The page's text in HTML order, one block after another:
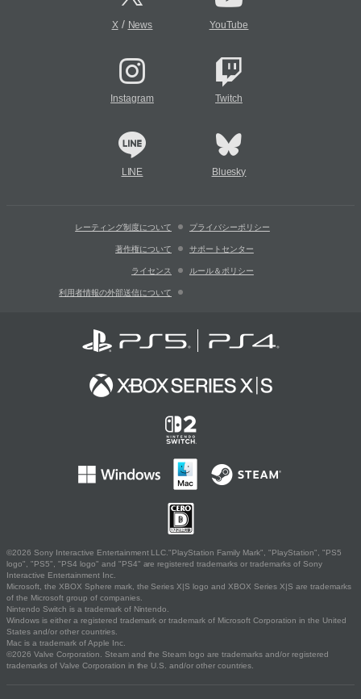
X/ News YouTube
Instagram Twitch
LINE Bluesky
レーティング制度について プライバシーポリシー
著作権について サポートセンター
ライセンス ルール＆ポリシー
利用者情報の外部送信について
©2026 Sony Interactive Entertainment LLC."PlayStation Family Mark", "PlayStation", "PS5
logo", "PS5", "PS4 logo" and "PS4" are registered trademarks or trademarks of Sony
Interactive Entertainment Inc.
Microsoft, the XBOX Sphere mark, the Series X|S logo and XBOX Series X|S are trademarks
of the Microsoft group of companies.
Nintendo Switch is a trademark of Nintendo.
Windows is either a registered trademark or trademark of Microsoft Corporation in the United
States and/or other countries.
Mac is a trademark of Apple Inc.
©2026 Valve Corporation. Steam and the Steam logo are trademarks and/or registered
trademarks of Valve Corporation in the U.S. and/or other countries.